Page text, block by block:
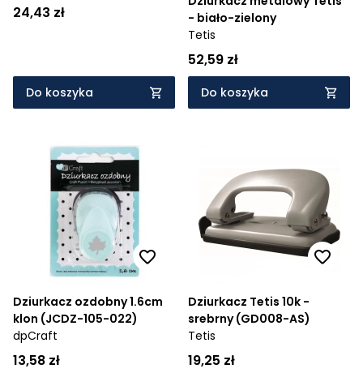
24,43 zł
Do koszyka
- biało-zielony
Tetis
52,59 zł
Do koszyka
Dziurkacz ozdobny 1.6cm
klon (JCDZ-105-022)
dpCraft
13,58 zł
Dziurkacz Tetis 10k -
srebrny (GD008-AS)
Tetis
19,25 zł